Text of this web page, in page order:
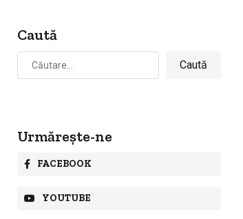
Caută
Caută
după:
Urmărește-ne
FACEBOOK
YOUTUBE